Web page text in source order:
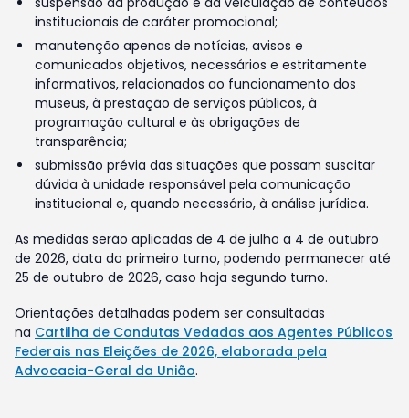
institucionais de caráter promocional;
manutenção apenas de notícias, avisos e
comunicados objetivos, necessários e estritamente
informativos, relacionados ao funcionamento dos
museus, à prestação de serviços públicos, à
programação cultural e às obrigações de
transparência;
submissão prévia das situações que possam suscitar
dúvida à unidade responsável pela comunicação
institucional e, quando necessário, à análise jurídica.
As medidas serão aplicadas de 4 de julho a 4 de outubro
de 2026, data do primeiro turno, podendo permanecer até
25 de outubro de 2026, caso haja segundo turno.
Orientações detalhadas podem ser consultadas
na Cartilha de Condutas Vedadas aos Agentes Públicos
Federais nas Eleições de 2026, elaborada pela
Advocacia-Geral da União.